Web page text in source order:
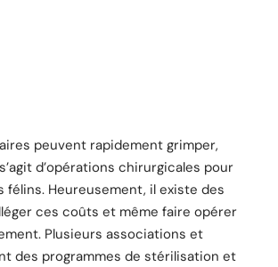
peuvent rapidement grimper,
d’opérations chirurgicales pour
félins. Heureusement, il existe des
ces coûts et même faire opérer
Plusieurs associations et
des programmes de stérilisation et